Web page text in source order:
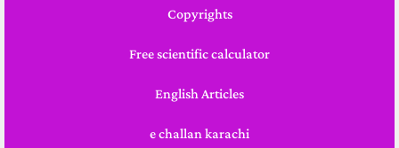
Copyrights
Free scientific calculator
English Articles
e challan karachi